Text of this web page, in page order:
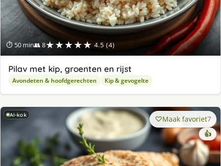
⏱ 50 min👥 8★★★★★ 4.5 (4)
Pilav met kip, groenten en rijst
Avondeten & hoofdgerechten Kip & gevogelte
AI-kok Maak favoriet7
👍